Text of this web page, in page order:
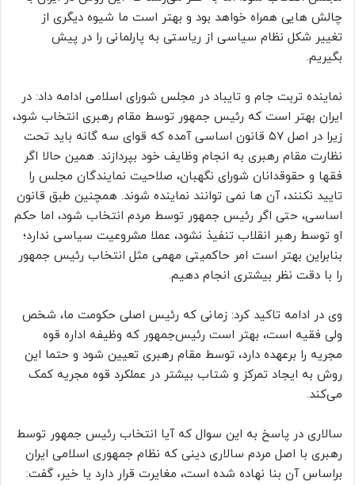
چالش هایی همراه خواهد بود و بهتر است ما شیوه دیگری از
تغییر شکل نظام سیاسی از ریاستی به پارلمانی را در پیش
بگیریم.
نماینده تربت جام و تایباد در مجلس شورای اسلامی ادامه داد: در
ایران بهتر است که رئیس جمهور توسط مقام رهبری انتخاب شود،
زیرا در اصل ۵۷ قانون اساسی آمده که قوای سه گانه باید تحت
نظارت مقام رهبری به انجام وظایف خود بپردازند. همین حالا اگر
فقها و حقوقدانان شورای نگهبان، صلاحیت نمایندگان مجلس را
تایید نکنند، آن ها نمی توانند نماینده شوند. همچنین طبق قانون
اساسی، حتی اگر رئیس جمهور توسط مردم انتخاب شود، اما حکم
او توسط رهبر انقلاب تنفیذ نشود، عملا مشروعیت سیاسی ندارد؛
بنابراین بهتر است امر حاکمیتی مهمی مثل انتخاب رئیس جمهور
را با دقت نظر بیشتری انجام دهیم.
وی در ادامه تاکید کرد: زمانی که رئیس اصلی حکومت ما، شخص
ولی فقیه است، بهتر است رئیس‌جمهور که وظیفه اداره قوه
مجریه را برعهده دارد، توسط مقام رهبری تعیین شود و حتما این
روش به ایجاد تمرکز و شتاب بیشتر در عملکرد قوه مجریه کمک
می‌کند.
سالاری در پاسخ به این سوال که آیا انتخاب رئیس جمهور توسط
رهبری با اصل مردم سالاری دینی که نظام جمهوری اسلامی ایران
براساس آن بنا نهاده شده است، مغایرت قرار دارد یا خیر، گفت: